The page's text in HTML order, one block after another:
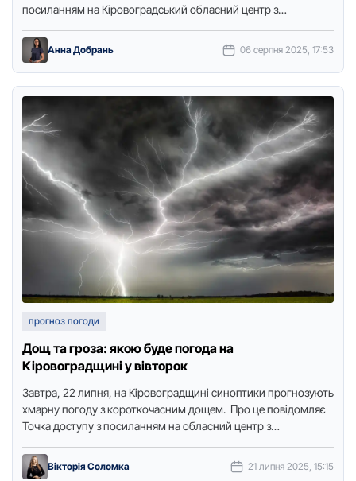
посиланням на Кіровоградський обласний центр з
Анна Добрань 06 серпня 2025, 17:53
прогноз погоди
Дощ та гроза: якою буде погода на
Кіровоградщині у вівторок
Завтра, 22 липня, на Кіровоградщині синоптики прогнозують
хмарну погоду з короткочасним дощем. Про це повідомляє
Точка доступу з посиланням на обласний центр з
Вікторія Соломка 21 липня 2025, 15:15